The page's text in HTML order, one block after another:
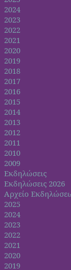
2024
2023
2022
2021
2020
2019
2018
2017
2016
2015
2014
2013
2012
2011
2010
2009
Εκδηλώσεις
Εκδηλώσεις 2026
Αρχείο
2025
2024
2023
2022
2021
2020
2019